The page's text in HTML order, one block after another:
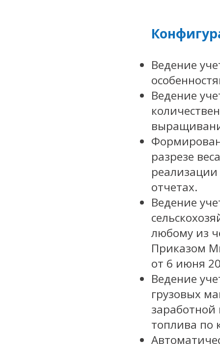
Ведение
Ведение
разрезе
отчетах.
Ведение
любому из
Приказом
от 6 июня
Ведение
грузовых
топлива по